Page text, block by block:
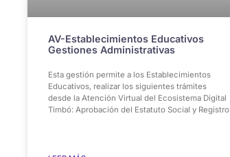
AV-Establecimientos Educativos
Gestiones Administrativas
Esta gestión permite a los Establecimientos
Educativos, realizar los siguientes trámites
desde la Atención Virtual del Ecosistema Digital
Timbó: Aprobación del Estatuto Social y Registro